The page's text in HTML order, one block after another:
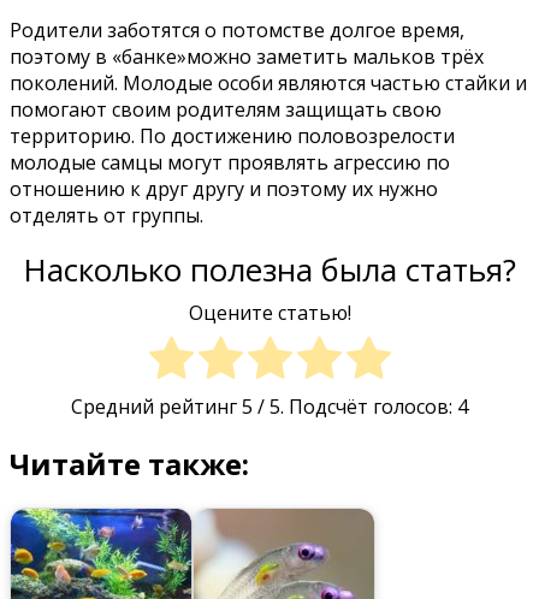
Родители заботятся о потомстве долгое время,
поэтому в «банке»можно заметить мальков трёх
поколений. Молодые особи являются частью стайки и
помогают своим родителям защищать свою
территорию. По достижению половозрелости
молодые самцы могут проявлять агрессию по
отношению к друг другу и поэтому их нужно
отделять от группы.
Насколько полезна была статья?
Оцените статью!
Средний рейтинг5 / 5. Подсчёт голосов: 4
Читайте также: